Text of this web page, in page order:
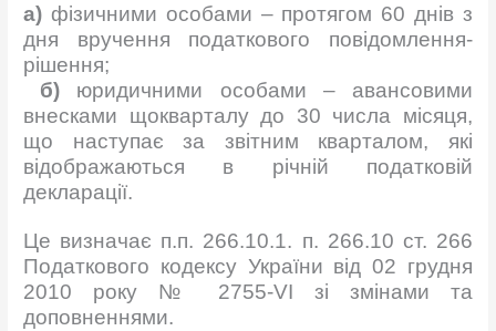
а) фізичними особами – протягом 60 днів з
дня вручення податкового повідомлення-
рішення;
б) юридичними особами – авансовими
внесками щокварталу до 30 числа місяця,
що наступає за звітним кварталом, які
відображаються в річній податковій
декларації.
Це визначає п.п. 266.10.1. п. 266.10 ст. 266
Податкового кодексу України від 02 грудня
2010 року № 2755-VI зі змінами та
доповненнями.